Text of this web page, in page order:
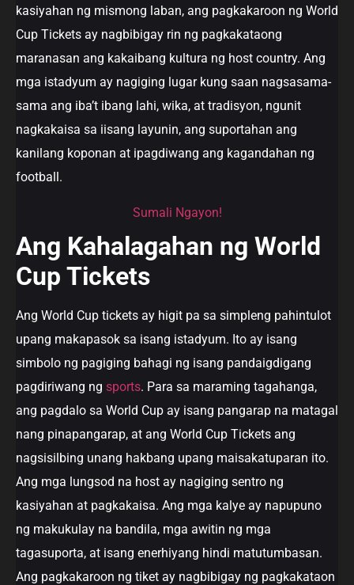
kasiyahan ng mismong laban, ang pagkakaroon ng World
Cup Tickets ay nagbibigay rin ng pagkakataong
maranasan ang kakaibang kultura ng host country. Ang
mga istadyum ay nagiging lugar kung saan nagsasama-
sama ang iba’t ibang lahi, wika, at tradisyon, ngunit
nagkakaisa sa iisang layunin, ang suportahan ang
kanilang koponan at ipagdiwang ang kagandahan ng
football.
Sumali Ngayon!
Ang Kahalagahan ng World
Cup Tickets
Ang World Cup tickets ay higit pa sa simpleng pahintulot
upang makapasok sa isang istadyum. Ito ay isang
simbolo ng pagiging bahagi ng isang pandaigdigang
pagdiriwang ng sports. Para sa maraming tagahanga,
ang pagdalo sa World Cup ay isang pangarap na matagal
nang pinapangarap, at ang World Cup Tickets ang
nagsisilbing unang hakbang upang maisakatuparan ito.
Ang mga lungsod na host ay nagiging sentro ng
kasiyahan at pagkakaisa. Ang mga kalye ay napupuno
ng makukulay na bandila, mga awitin ng mga
tagasuporta, at isang enerhiyang hindi matutumbasan.
Ang pagkakaroon ng tiket ay nagbibigay ng pagkakataon